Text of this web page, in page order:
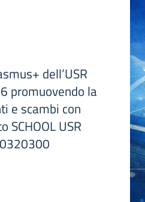
dell’USR
promuovendo la
e scambi con
USR